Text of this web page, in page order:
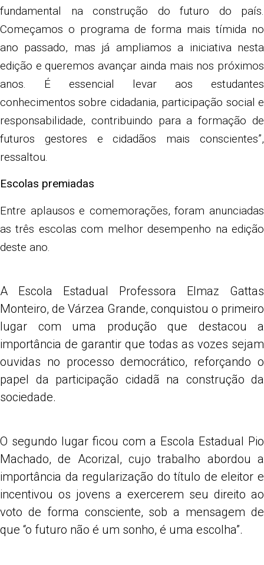
fundamental na construção do futuro do país.
Começamos o programa de forma mais tímida no
ano passado, mas já ampliamos a iniciativa nesta
edição e queremos avançar ainda mais nos próximos
anos. É essencial levar aos estudantes
conhecimentos sobre cidadania, participação social e
responsabilidade, contribuindo para a formação de
futuros gestores e cidadãos mais conscientes”,
ressaltou.
Escolas premiadas
Entre aplausos e comemorações, foram anunciadas
as três escolas com melhor desempenho na edição
deste ano.
A Escola Estadual Professora Elmaz Gattas
Monteiro, de Várzea Grande, conquistou o primeiro
lugar com uma produção que destacou a
importância de garantir que todas as vozes sejam
ouvidas no processo democrático, reforçando o
papel da participação cidadã na construção da
sociedade.
O segundo lugar ficou com a Escola Estadual Pio
Machado, de Acorizal, cujo trabalho abordou a
importância da regularização do título de eleitor e
incentivou os jovens a exercerem seu direito ao
voto de forma consciente, sob a mensagem de
que “o futuro não é um sonho, é uma escolha”.